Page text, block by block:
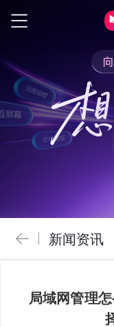
新闻资讯
局域网管理